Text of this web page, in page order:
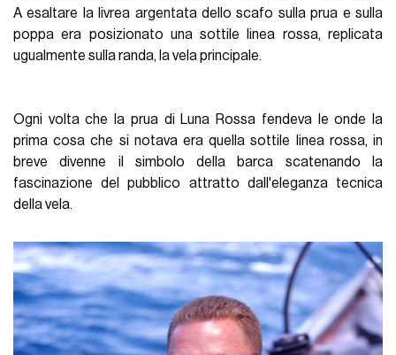
A esaltare la livrea argentata dello scafo sulla prua e sulla
poppa era posizionato una sottile linea rossa, replicata
ugualmente sulla randa, la vela principale.
Ogni volta che la prua di Luna Rossa fendeva le onde la
prima cosa che si notava era quella sottile linea rossa, in
breve divenne il simbolo della barca scatenando la
fascinazione del pubblico attratto dall'eleganza tecnica
della vela.